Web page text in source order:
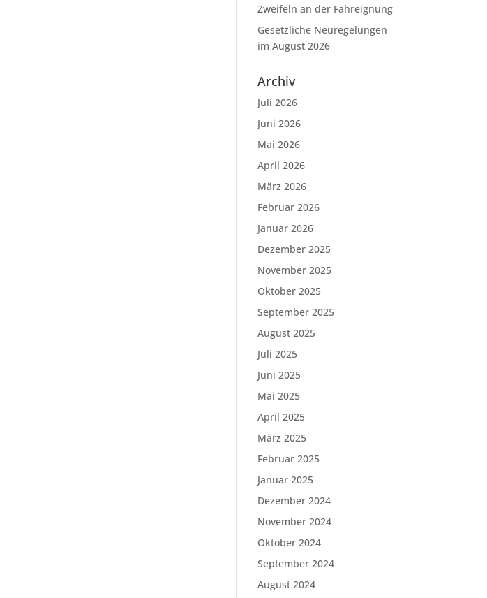
Zweifeln an der Fahreignung
Gesetzliche Neuregelungen
im August 2026
Archiv
Juli 2026
Juni 2026
Mai 2026
April 2026
März 2026
Februar 2026
Januar 2026
Dezember 2025
November 2025
Oktober 2025
September 2025
August 2025
Juli 2025
Juni 2025
Mai 2025
April 2025
März 2025
Februar 2025
Januar 2025
Dezember 2024
November 2024
Oktober 2024
September 2024
August 2024